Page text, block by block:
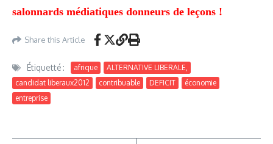
salonnards médiatiques donneurs de leçons !
Share this Article
Étiquetté : afrique
ALTERNATIVE LIBERALE,
candidat liberaux2012
contribuable DEFICIT
économie
entreprise